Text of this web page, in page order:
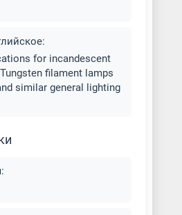
for incandescent
filament lamps
similar general lighting